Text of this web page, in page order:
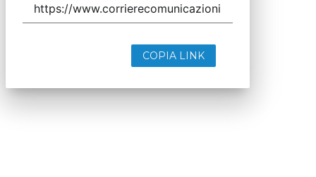
COPIA LINK